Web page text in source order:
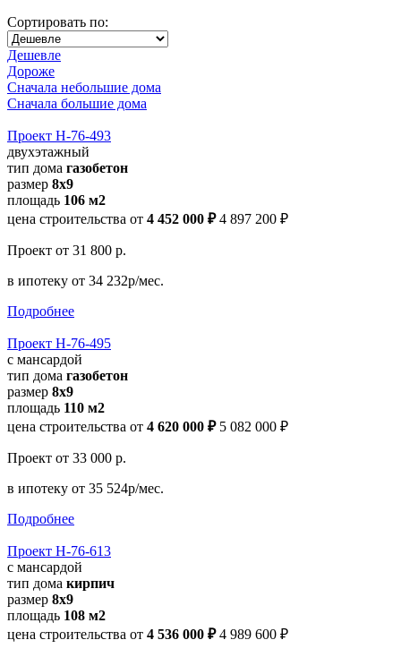
Сортировать по:
Дешевле
Дороже
Сначала небольшие дома
Сначала большие дома
Проект Н-76-493
двухэтажный
тип дома газобетон
размер 8х9
площадь 106 м2
цена строительства от 4 452 000 ₽ 4 897 200 ₽
Проект от 31 800 р.
в ипотеку от 34 232р/мес.
Подробнее
Проект Н-76-495
с мансардой
тип дома газобетон
размер 8х9
площадь 110 м2
цена строительства от 4 620 000 ₽ 5 082 000 ₽
Проект от 33 000 р.
в ипотеку от 35 524р/мес.
Подробнее
Проект Н-76-613
с мансардой
тип дома кирпич
размер 8x9
площадь 108 м2
цена строительства от 4 536 000 ₽ 4 989 600 ₽